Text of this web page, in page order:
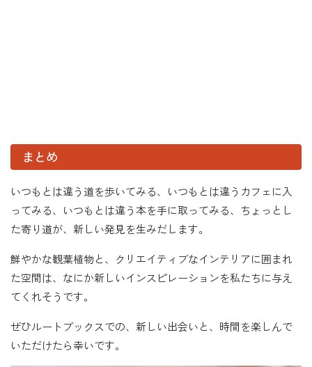
まとめ
いつもとは違う道を歩いてみる、いつもとは違うカフェに入
ってみる、いつもとは違う本を手に取ってみる、ちょっとし
た寄り道が、新しい発見を生みだします。
鮮やかな観葉植物と、クリエイティブなインテリアに囲まれ
た空間は、なにか新しいインスピレーションを私たちに与え
てくれそうです。
ぜひルートブックスでの、新しい出会いと、時間を楽しんで
いただけたら幸いです。